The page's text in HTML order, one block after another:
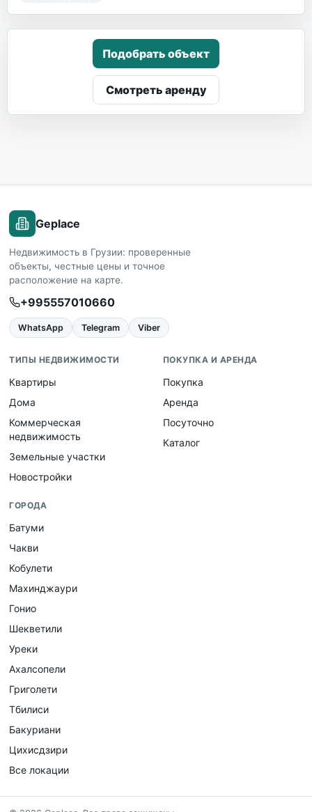
Подобрать объект
Смотреть аренду
Geplace
Недвижимость в Грузии: проверенные
объекты, честные цены и точное
расположение на карте.
+995557010660
WhatsApp Telegram Viber
ТИПЫ НЕДВИЖИМОСТИ
Квартиры
Дома
Коммерческая
недвижимость
Земельные участки
Новостройки
ПОКУПКА И АРЕНДА
Покупка
Аренда
Посуточно
Каталог
ГОРОДА
Батуми
Чакви
Кобулети
Махинджаури
Гонио
Шекветили
Уреки
Ахалсопели
Григолети
Тбилиси
Бакуриани
Цихисдзири
Все локации